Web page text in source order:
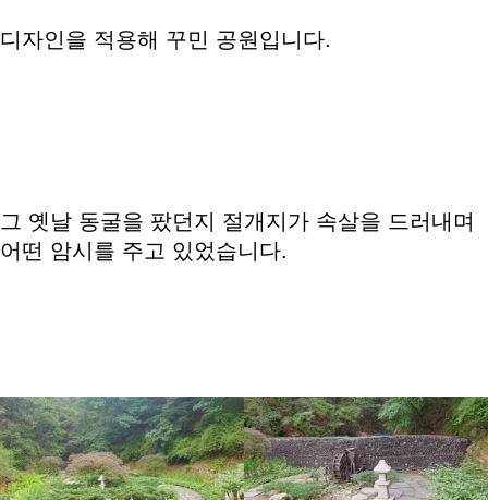
디자인을 적용해 꾸민 공원입니다.
그 옛날 동굴을 팠던지 절개지가 속살을 드러내며
어떤 암시를 주고 있었습니다.